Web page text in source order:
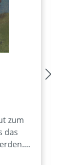
zum
das